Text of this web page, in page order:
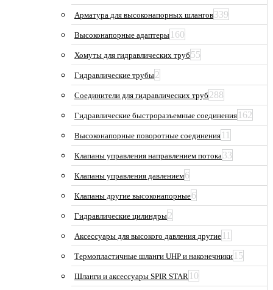
Арматура для высоконапорных шлангов339
Высоконапорные адаптеры 160
Хомуты для гидравлических труб 55
Гидравлические трубы2
Соединители для гидравлических труб 288
Гидравлические быстроразъемные соединения 162
Высоконапорные поворотные соединения 11
Клапаны управления направлением потока33
Клапаны управления давлением6
Клапаны другие высоконапорные6
Гидравлические цилиндры2
Аксессуары для высокого давления другие 11
Термопластичные шланги UHP и наконечники 15
Шланги и аксессуары SPIR STAR 10